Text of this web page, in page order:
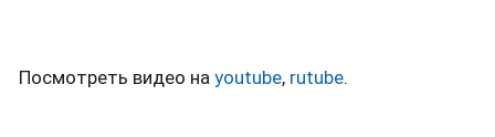
Посмотреть видео на youtube, rutube.